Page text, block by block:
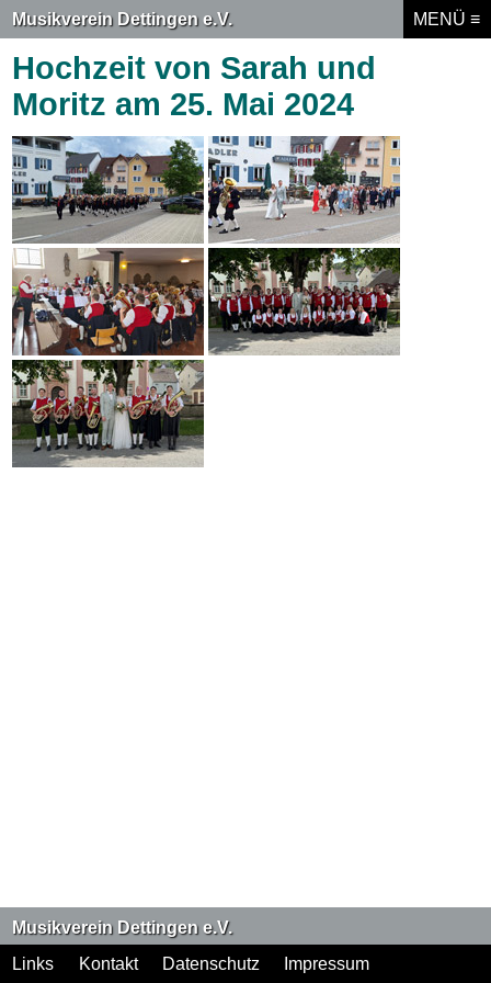
Musikverein Dettingen e.V. MENÜ ≡
MENÜ ≡
Hochzeit von Sarah und
Moritz am 25. Mai 2024
Musikverein Dettingen e.V.
Links
Kontakt Datenschutz Impressum